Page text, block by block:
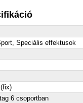
Speciális effektusok
6 csoportban